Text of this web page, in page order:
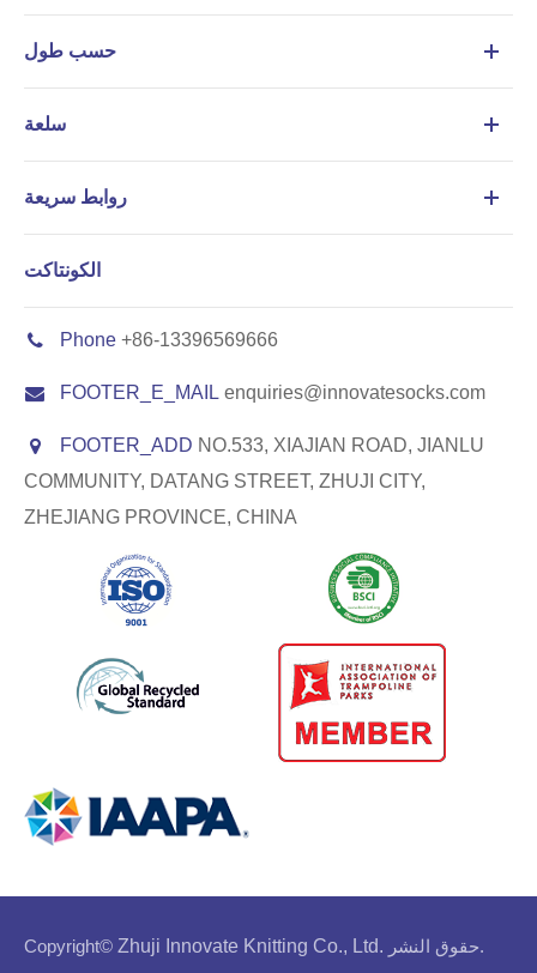
حسب طول
سلعة
روابط سريعة
الكونتاكت
Phone +86-13396569666
FOOTER_E_MAIL enquiries@innovatesocks.com
FOOTER_ADD NO.533, XIAJIAN ROAD, JIANLU
COMMUNITY, DATANG STREET, ZHUJI CITY,
ZHEJIANG PROVINCE, CHINA
Copyright© Zhuji Innovate Knitting Co., Ltd. حقوق النشر.